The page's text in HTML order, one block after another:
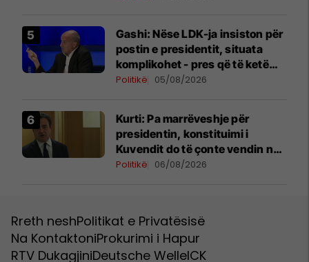
Gashi: Nëse LDK-ja insiston për
postin e presidentit, situata
komplikohet - pres që të ketë
lëshim
Politikë 05/08/2026
Kurti: Pa marrëveshje për
presidentin, konstituimi i
Kuvendit do të çonte vendin në
zgjedhje të reja
Politikë 06/08/2026
Rreth neshPolitikat e Privatësisë
Na KontaktoniProkurimi i Hapur
RTV DukagjiniDeutsche WelleICK